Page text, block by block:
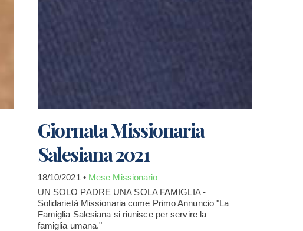
Giornata Missionaria
Salesiana 2021
18/10/2021 • Mese Missionario
UN SOLO PADRE UNA SOLA FAMIGLIA -
Solidarietà Missionaria come Primo Annuncio "La
Famiglia Salesiana si riunisce per servire la
famiglia umana."